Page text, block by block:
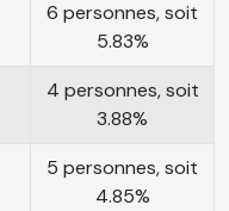
6 personnes, soit
5.83%
4 personnes, soit
3.88%
5 personnes, soit
4.85%